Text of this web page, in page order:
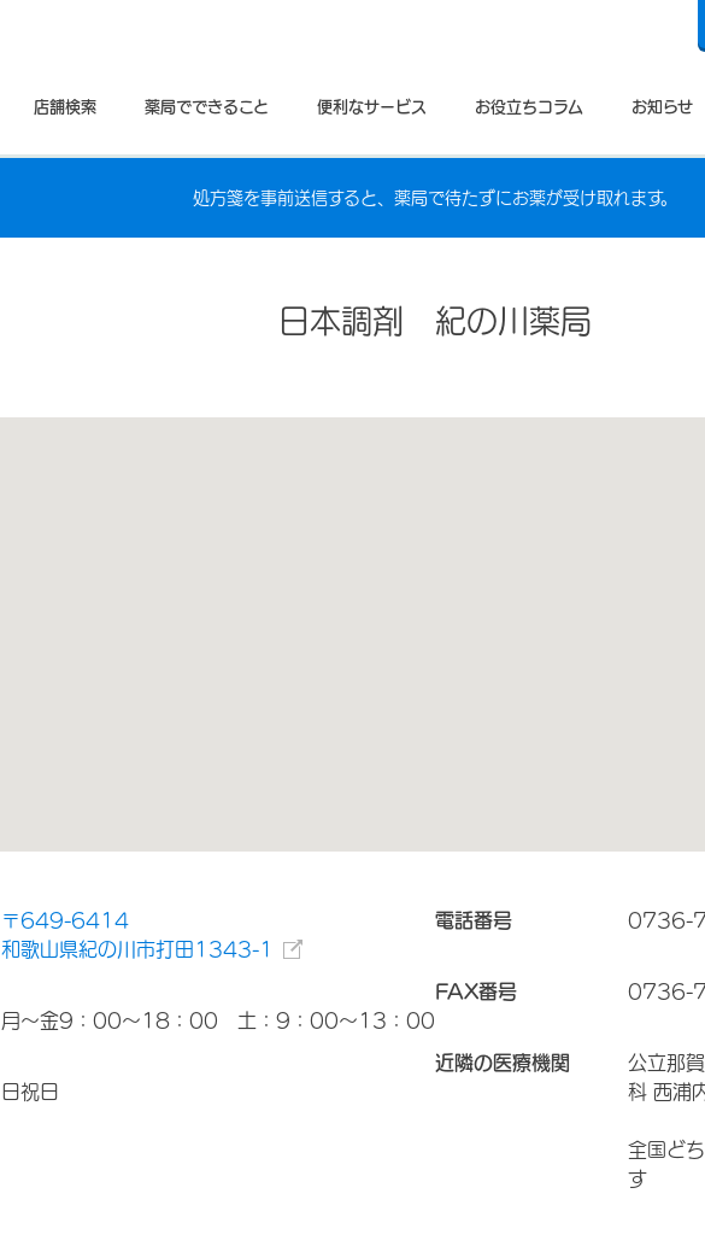
店舗検索 薬局でできること 便利なサービス お役立ちコラム お知らせ
処方箋を事前送信すると、薬局で待たずにお薬が受け取れます。
日本調剤 紀の川薬局
〒649-6414
和歌山県紀の川市打田1343-1
月～金9：00～18：00 土：9：00～13：00
日祝日
電話番号 0736-
FAX番号 0736-
近隣の医療機関
公立那
科 西浦
全国ど
す